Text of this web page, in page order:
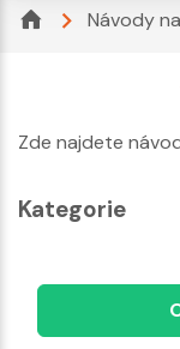
Návody
Zde najdete
Kategorie